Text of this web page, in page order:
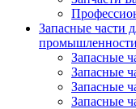
Запасные части
промышленности
Запасные
Запасные
Запасные
Запасные